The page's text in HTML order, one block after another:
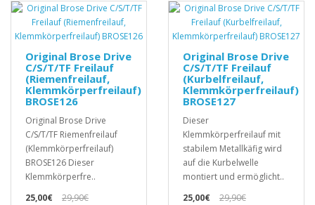
Original Brose Drive
C/S/T/TF Freilauf
(Riemenfreilauf,
Klemmkörperfreilauf)
BROSE126
Original Brose Drive
C/S/T/TF Riemenfreilauf
(Klemmkörperfreilauf)
BROSE126 Dieser
Klemmkörperfre..
25,00€
29,90€
Original Brose Drive
C/S/T/TF Freilauf
(Kurbelfreilauf,
Klemmkörperfreilauf)
BROSE127
Dieser
Klemmkörperfreilauf mit
stabilem Metallkäfig wird
auf die Kurbelwelle
montiert und ermöglicht..
25,00€
29,90€